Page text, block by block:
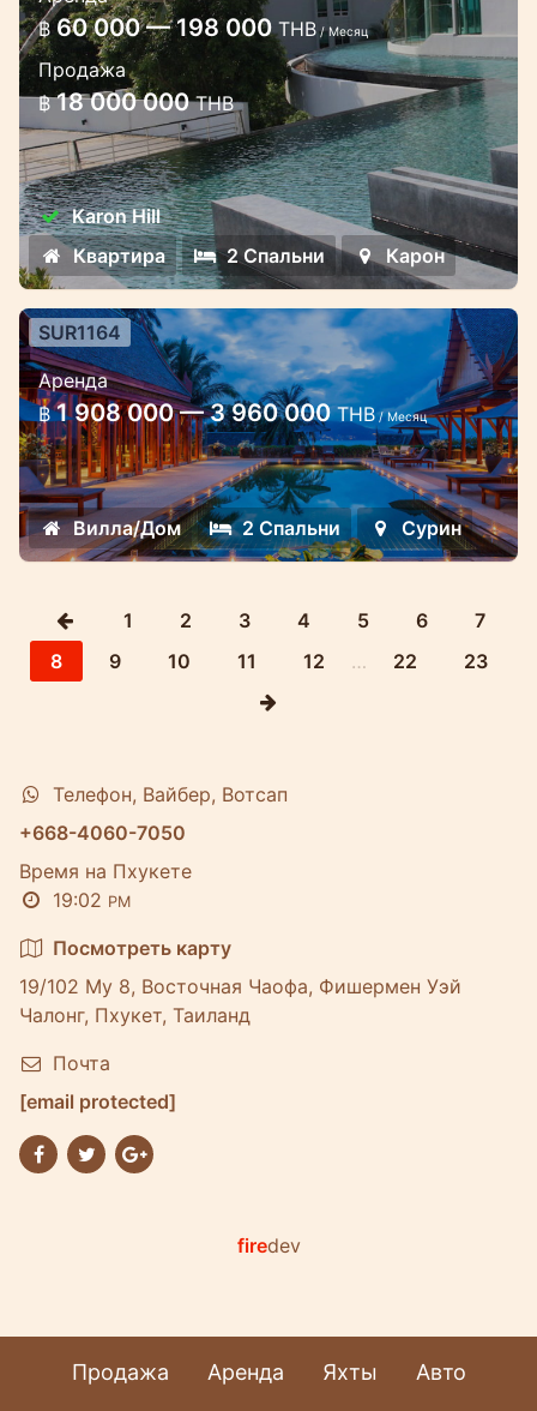
комплекса Карон Хилл
Роскошные апартаменты на Карон в 800
метрах от моря
฿ 60 000 — 198 000THB/ Месяц
Продажа
฿ 18 000 000THB
Karon Hill
Квартира
2 Спальни Карон
2-х спальная вилла с видом на
море на Сурин
Роскошная вилла с видом на море в
комплексе Аманпури
SUR1164
Аренда
฿ 1 908 000 — 3 960 000THB/ Месяц
Вилла/Дом 2 Спальни Сурин
1 2 3 4 5 6
7
8
9 10 11 12 … 22 23
Телефон, Вайбер, Вотсап
+668-4060-7050
Время на Пхукете
19:02 PM
Посмотреть карту
19/102 Му 8, Восточная Чаофа, Фишермен Уэй
Чалонг, Пхукет, Таиланд
Почта
[email protected]
firedev
Продажа Аренда Яхты Авто